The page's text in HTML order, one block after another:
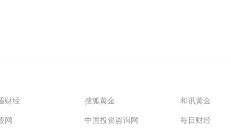
财经 搜狐黄金 和讯黄金
网 中国投资咨询网 每日财经